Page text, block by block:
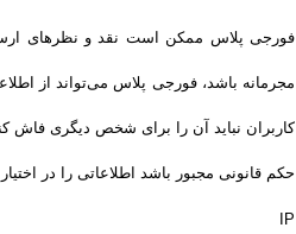
فورجی پلاس ممکن است نقد و نظرهای
مجرمانه باشد، فورجی پلاس می‌تواند از
کاربران نباید آن را برای شخص دیگری فاش
حکم قانونی مجبور باشد اطلاعاتی را در
IP